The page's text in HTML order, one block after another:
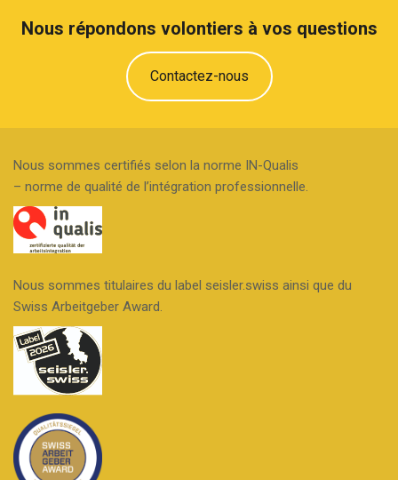
Nous répondons volontiers à vos questions
Contactez-nous
Nous sommes certifiés selon la norme IN-Qualis
– norme de qualité de l’intégration professionnelle.
Nous sommes titulaires du label seisler.swiss ainsi que du
Swiss Arbeitgeber Award.